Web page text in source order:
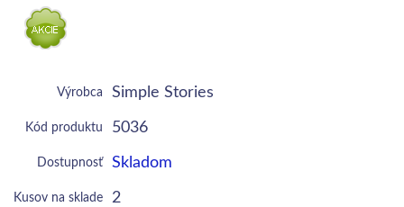
Výrobca Simple Stories
Kód produktu 5036
Dostupnosť Skladom
Kusov na sklade 2